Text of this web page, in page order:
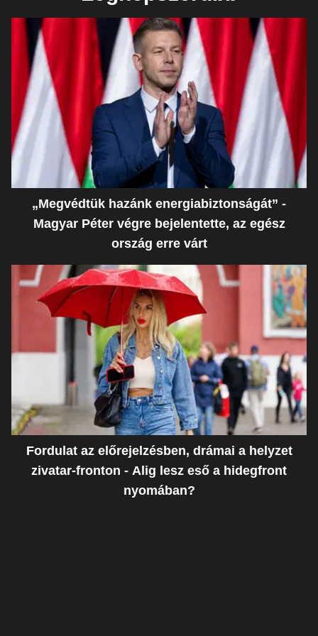
„Megvédtük hazánk energiabiztonságát” -
Magyar Péter végre bejelentette, az egész
ország erre várt
Fordulat az előrejelzésben, drámai a helyzet
zivatar-fronton - Alig lesz eső a hidegfront
nyomában?